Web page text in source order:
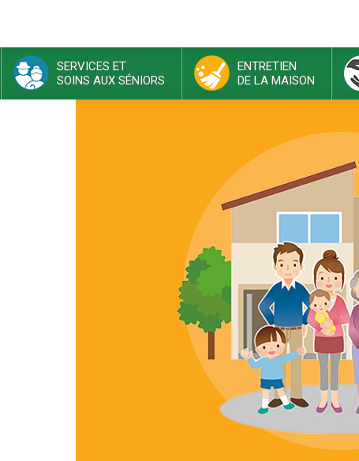
SERVICES ET
SOINS AUX SÉNIORS
ENTRETIEN
DE LA MAISON